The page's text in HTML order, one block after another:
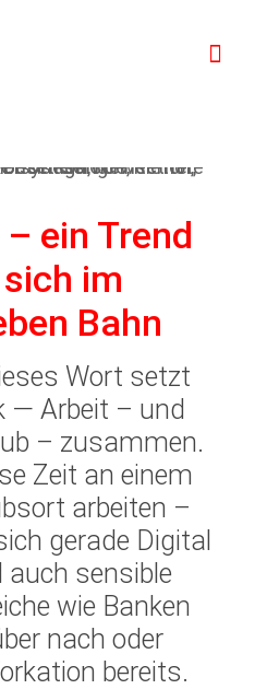
ein Trend
im
Bahn
Wort setzt
— Arbeit – und
– zusammen.
Zeit an einem
arbeiten –
gerade Digital
auch sensible
wie Banken
nach oder
bereits.